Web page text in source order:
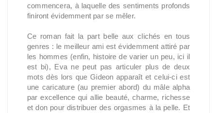
commencera, à laquelle des sentiments profonds
finiront évidemment par se mêler.
Ce roman fait la part belle aux clichés en tous
genres : le meilleur ami est évidemment attiré par
les hommes (enfin, histoire de varier un peu, ici il
est bi), Eva ne peut pas articuler plus de deux
mots dès lors que Gideon apparaît et celui-ci est
une caricature (au premier abord) du mâle alpha
par excellence qui allie beauté, charme, richesse
et don pour distribuer des orgasmes à la pelle. Et